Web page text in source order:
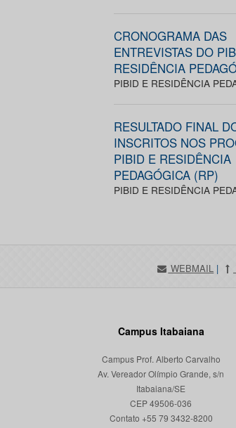
CRONOGRAMA DAS
ENTREVISTAS DO
RESIDÊNCIA
PIBID E RESIDÊNCIA
RESULTADO FINAL
INSCRITOS NOS
PIBID E RESIDÊNCIA
PEDAGÓGICA (RP)
PIBID E RESIDÊNCIA
WEBMAIL |
Campus Itabaiana
Campus Prof. Alberto Carvalho
Av. Vereador Olímpio Grande, s/n
Itabaiana/SE
CEP 49506-036